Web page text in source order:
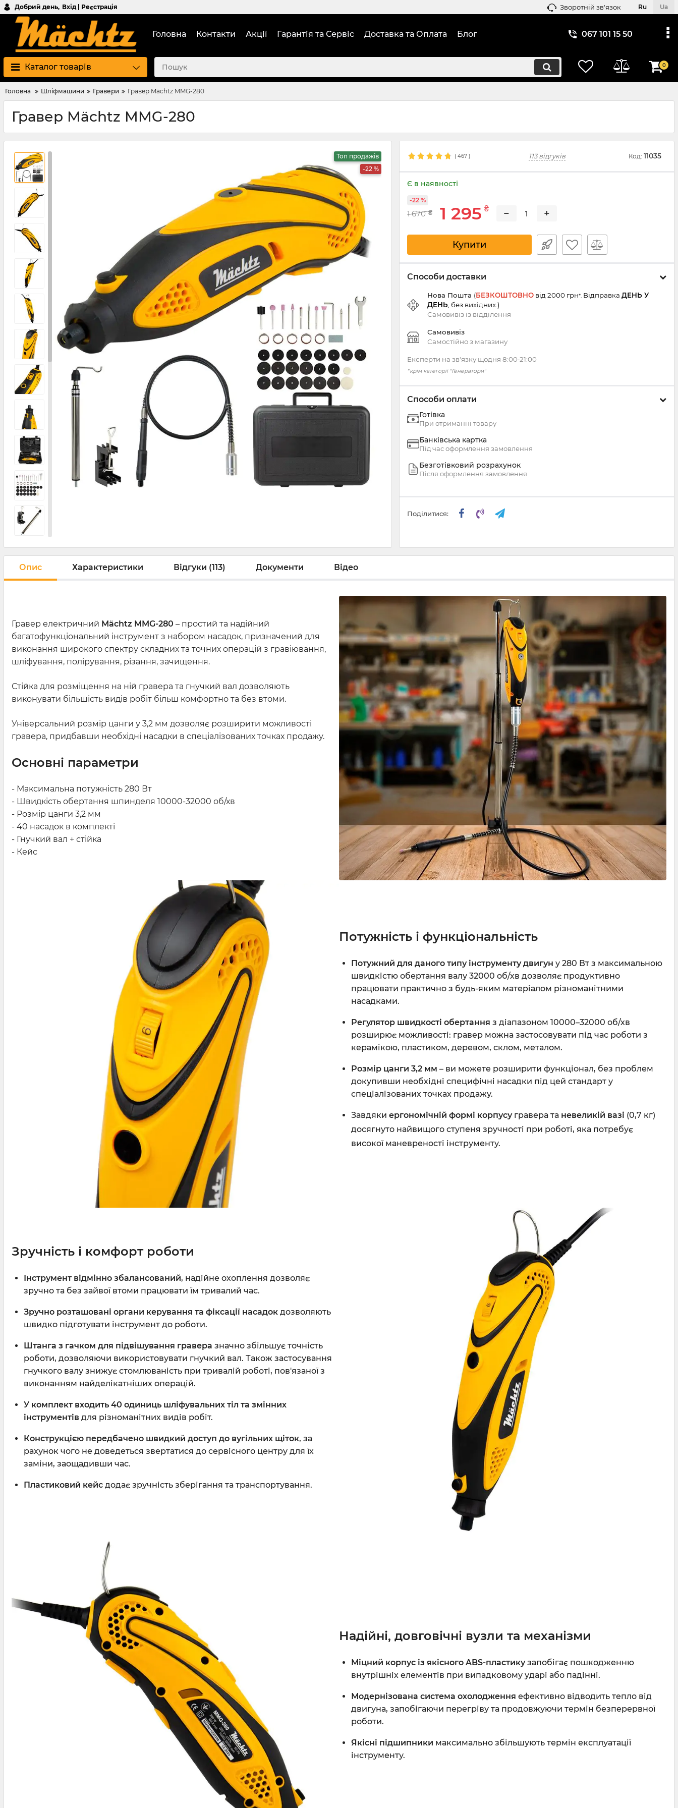
Добрий день, Вхід | Реєстрація Зворотній зв'язок Ru Ua
Головна Контакти Акції Гарантія та Сервіс Доставка та Оплата Блог 067 101 15 50
Каталог товарів 0
Головна Шліфмашини Гравери Гравер Mächtz MMG-280
Гравер Mächtz MMG-280
Топ продажів
-22 %
( 467 ) 113 відгуків Код: 11035
Є в наявності
1 670 ₴ 1 295 ₴
-22 %
− +
Купити
Способи доставки
Нова Пошта (БЕЗКОШТОВНО від 2000 грн*. Відправка ДЕНЬ У
ДЕНЬ , без вихідних.)
Самовивіз із відділення
Самовивіз
Самостійно з магазину
Експерти на зв'язку щодня 8:00‑21:00
*крім категорії "Генератори"
Способи оплати
Готівка
При отриманні товару
Банківська картка
Під час оформлення замовлення
Безготівковий розрахунок
Після оформлення замовлення
Поділитися:
Опис Характеристики Відгуки (113) Документи Відео
Гравер електричний Mächtz MMG-280 – простий та надійний
багатофункціональний інструмент з набором насадок, призначений для
виконання широкого спектру складних та точних операцій з гравіювання,
шліфування, полірування, різання, зачищення.
Стійка для розміщення на ній гравера та гнучкий вал дозволяють
виконувати більшість видів робіт більш комфортно та без втоми.
Універсальний розмір цанги у 3,2 мм дозволяє розширити можливості
гравера, придбавши необхідні насадки в спеціалізованих точках продажу.
Основні параметри
- Максимальна потужність 280 Вт
- Швидкість обертання шпинделя 10000-32000 об/хв
- Розмір цанги 3,2 мм
- 40 насадок в комплекті
- Гнучкий вал + стійка
- Кейс
Потужність і функціональність
Потужний для даного типу інструменту двигун у 280 Вт з максимальною
швидкістю обертання валу 32000 об/хв дозволяє продуктивно
працювати практично з будь-яким матеріалом різноманітними
насадками.
Регулятор швидкості обертання з діапазоном 10000–32000 об/хв
розширює можливості: гравер можна застосовувати під час роботи з
керамікою, пластиком, деревом, склом, металом.
Розмір цанги 3,2 мм – ви можете розширити функціонал, без проблем
докупивши необхідні специфічні насадки під цей стандарт у
спеціалізованих точках продажу.
Завдяки ергономічній формі корпусугравера та невеликій вазі (0,7 кг)
досягнуто найвищого ступеня зручності при роботі, яка потребує
високої маневреності інструменту.
Зручність і комфорт роботи
Інструмент відмінно збалансований, надійне охоплення дозволяє
зручно та без зайвої втоми працювати їм тривалий час.
Зручно розташовані органи керування та фіксації насадок дозволяють
швидко підготувати інструмент до роботи.
Штанга з гачком для підвішування гравера значно збільшує точність
роботи, дозволяючи використовувати гнучкий вал. Також застосування
гнучкого валу знижує стомлюваність при тривалій роботі, пов'язаної з
виконанням найделікатніших операцій.
У комплект входить 40 одиниць шліфувальних тіл та змінних
інструментів для різноманітних видів робіт.
Конструкцією передбачено швидкий доступ до вугільних щіток, за
рахунок чого не доведеться звертатися до сервісного центру для їх
заміни, заощадивши час.
Пластиковий кейс додає зручність зберігання та транспортування.
Надійні, довговічні вузли та механізми
Міцний корпус із якісного ABS-пластикузапобігає пошкодженню
внутрішніх елементів при випадковому ударі або падінні.
Модернізована система охолодження ефективно відводить тепло від
двигуна, запобігаючи перегріву та продовжуючи термін безперервної
роботи.
Якісні підшипники максимально збільшують термін експлуатації
інструменту.